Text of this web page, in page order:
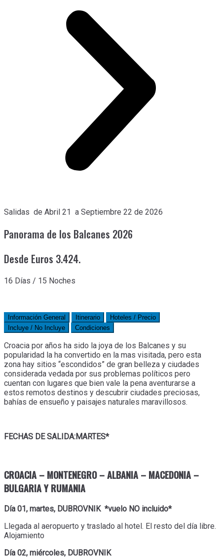
Salidas de Abril 21 a Septiembre 22 de 2026
Panorama de los Balcanes 2026
Desde Euros 3.424.
16 Días / 15 Noches
Información General Itinerario
Hoteles / Precio
Incluye / No Incluye
Condiciones
Croacia por años ha sido la joya de los Balcanes y su
popularidad la ha convertido en la mas visitada, pero esta
zona hay sitios “escondidos” de gran belleza y ciudades
considerada vedada por sus problemas políticos pero
cuentan con lugares que bien vale la pena aventurarse a
estos remotos destinos y descubrir ciudades preciosas,
bahías de ensueño y paisajes naturales maravillosos.
FECHAS DE SALIDA:MARTES*
CROACIA – MONTENEGRO – ALBANIA – MACEDONIA –
BULGARIA Y RUMANIA
Día 01, martes, DUBROVNIK *vuelo NO incluido*
Llegada al aeropuerto y traslado al hotel. El resto del día libre.
Alojamiento
Día 02, miércoles, DUBROVNIK